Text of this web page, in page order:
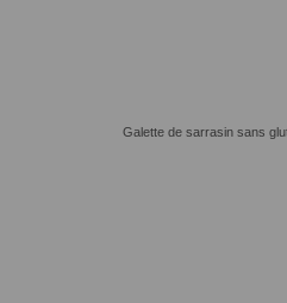
Galette de sarrasin sans